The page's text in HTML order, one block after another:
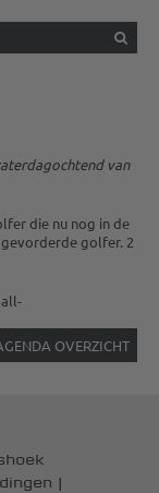
van
die nu nog in de
golfer. 2
OVERZICHT
|